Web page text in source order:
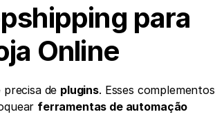
para
Online
de plugins. Esses complementos
ferramentas de automação